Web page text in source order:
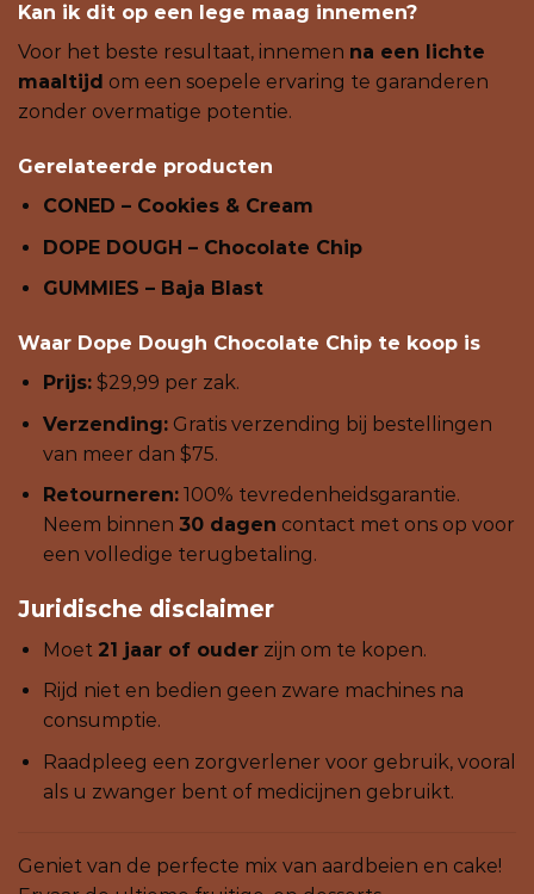
Kan ik dit op een lege maag innemen?
Voor het beste resultaat, innemen na een lichte
maaltijd om een ​​soepele ervaring te garanderen
zonder overmatige potentie.
Gerelateerde producten
CONED – Cookies & Cream
DOPE DOUGH – Chocolate Chip
GUMMIES – Baja Blast
Waar Dope Dough Chocolate Chip te koop is
Prijs:$29,99 per zak.
Verzending:Gratis verzending bij bestellingen
van meer dan $75.
Retourneren:100% tevredenheidsgarantie.
Neem binnen 30 dagen contact met ons op voor
een volledige terugbetaling.
Juridische disclaimer
Moet 21 jaar of ouderzijn om te kopen.
Rijd niet en bedien geen zware machines na
consumptie.
Raadpleeg een zorgverlener voor gebruik, vooral
als u zwanger bent of medicijnen gebruikt.
Geniet van de perfecte mix van aardbeien en cake!